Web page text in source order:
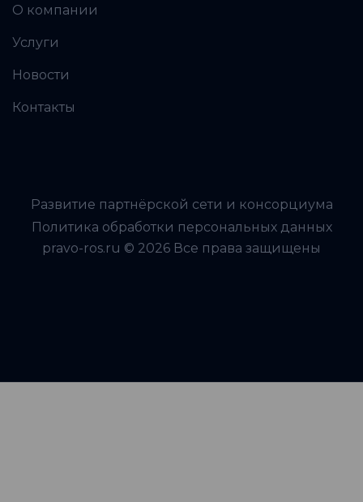
О компании
Услуги
Новости
Контакты
Развитие партнёрской сети и консорциума
Политика обработки персональных данных
pravo-ros.ru © 2026 Все права защищены